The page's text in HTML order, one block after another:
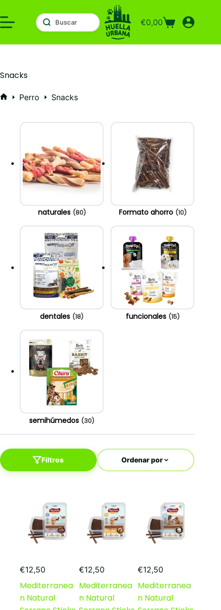
al
contenido
Carro
compra
€0,00
Snacks
Perro Snacks
naturales (80) Formato ahorro (10)
dentales (18) funcionales (15)
semihúmedos (30)
Filtros Ordenar por
€12,50
Mediterranea
n Natural
€12,50
Mediterranea
n Natural
€12,50
Mediterranea
n Natural